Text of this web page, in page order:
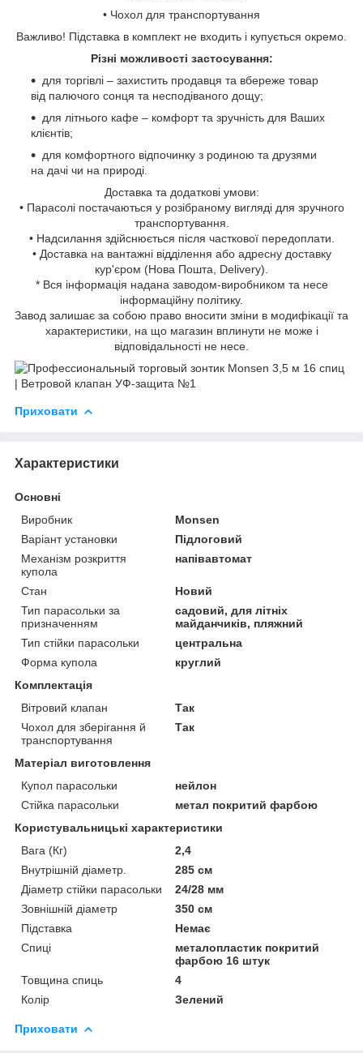
• Чохол для транспортування
Важливо! Підставка в комплект не входить і купується окремо.
Різні можливості застосування:
для торгівлі – захистить продавця та вбереже товар
від палючого сонця та несподіваного дощу;
для літнього кафе – комфорт та зручність для Ваших
клієнтів;
для комфортного відпочинку з родиною та друзями
на дачі чи на природі.
Доставка та додаткові умови:
• Парасолі постачаються у розібраному вигляді для зручного
транспортування.
• Надсилання здійснюється після часткової передоплати.
• Доставка на вантажні відділення або адресну доставку
кур'єром (Нова Пошта, Delivery).
* Вся інформація надана заводом-виробником та несе
інформаційну політику.
Завод залишає за собою право вносити зміни в модифікації та
характеристики, на що магазин вплинути не може і
відповідальності не несе.
Приховати
Характеристики
Основні
Виробник
Monsen
Варіант установки
Підлоговий
Механізм розкриття
купола
напівавтомат
Стан
Новий
Тип парасольки за
призначенням
садовий, для літніх
майданчиків, пляжний
Тип стійки парасольки
центральна
Форма купола
круглий
Комплектація
Вітровий клапан
Так
Чохол для зберігання й
транспортування
Так
Матеріал виготовлення
Купол парасольки
нейлон
Стійка парасольки
метал покритий фарбою
Користувальницькі характеристики
Вага (Кг)
2,4
Внутрішній діаметр.
285 см
Діаметр стійки парасольки
24/28 мм
Зовнішній діаметр
350 см
Підставка
Немає
Спиці
металопластик покритий
фарбою 16 штук
Товщина спиць
4
Колір
Зелений
Приховати